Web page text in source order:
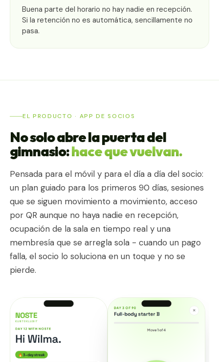
Buena parte del horario no hay nadie en recepción.
Si la retención no es automática, sencillamente no
pasa.
EL PRODUCTO · APP DE SOCIOS
No solo abre la puerta del
gimnasio:hace que vuelvan.
Pensada para el móvil y para el día a día del socio:
un plan guiado para los primeros 90 días, sesiones
que se siguen movimiento a movimiento, acceso
por QR aunque no haya nadie en recepción,
ocupación de la sala en tiempo real y una
membresía que se arregla sola - cuando un pago
falla, el socio lo soluciona en un toque y no se
pierde.